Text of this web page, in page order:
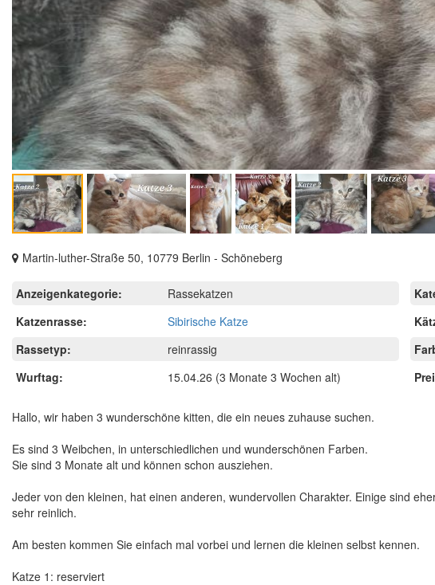
Martin-luther-Straße 50, 10779 Berlin - Schöneberg
Anzeigenkategorie:
Rassekatzen
Katzenrasse:
Sibirische Katze
Rassetyp:
reinrassig
Wurftag:
15.04.26 (3 Monate 3 Wochen alt)
Hallo, wir haben 3 wunderschöne kitten, die ein neues zuhause suchen.
Es sind 3 Weibchen, in unterschiedlichen und wunderschönen Farben.
Sie sind 3 Monate alt und können schon ausziehen.
Jeder von den kleinen, hat einen anderen, wundervollen Charakter. Einige sind
sehr reinlich.
Am besten kommen Sie einfach mal vorbei und lernen die kleinen selbst kennen.
Katze 1: reserviert